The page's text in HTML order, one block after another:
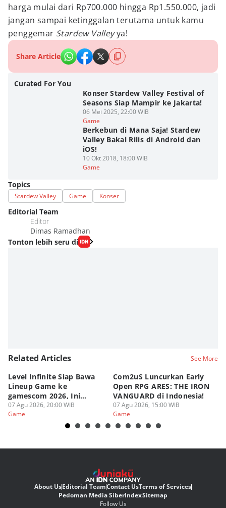
harga mulai dari Rp700.000 hingga Rp1.550.000, jadi
jangan sampai ketinggalan terutama untuk kamu
penggemar Stardew Valleyya!
Share Article
Curated For You
Konser Stardew Valley Festival of
Seasons Siap Mampir ke Jakarta!
06 Mei 2025, 22:00 WIB
Game
Berkebun di Mana Saja! Stardew
Valley Bakal Rilis di Android dan
iOS!
10 Okt 2018, 18:00 WIB
Game
Topics
Stardew Valley Game Konser
Editorial Team
Editor
Dimas Ramadhan
Tonton lebih seru di
Related Articles See More
Level Infinite Siap Bawa
Lineup Game ke
gamescom 2026, Ini
Judulnya!
07 Agu 2026, 20:00 WIB
Game
Com2uS Luncurkan Early
Open RPG ARES: THE IRON
VANGUARD di Indonesia!
07 Agu 2026, 15:00 WIB
Game
About UsEditorial TeamContact UsTerms of Services
Pedoman Media SiberIndexSitemap
Follow Us